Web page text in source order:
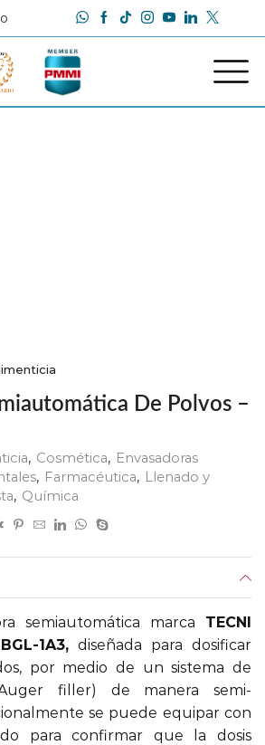
De Polvos –
, Cosmética, Envasadoras
, Farmacéutica, Llenado y
, Química
semiautomática marca TECNI
1A3, diseñada para dosificar
por medio de un sistema de
filler) de manera semi-
se puede equipar con
para confirmar que la dosis